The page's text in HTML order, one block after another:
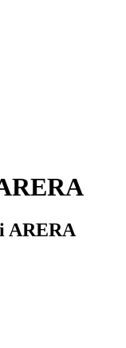
ARERA